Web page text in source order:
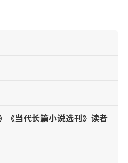
《当代长篇小说选刊》读者